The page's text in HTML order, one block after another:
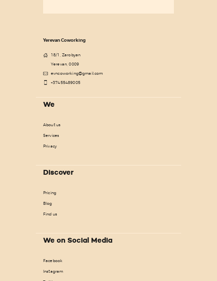
Yerevan Coworking
18/1, Zarobyan
Yerevan, 0009
evncoworking@gmail.com
+37455489005
We
About us
Services
Privacy
Discover
Pricing
Blog
Find us
We on Social Media
Facebook
Instagram